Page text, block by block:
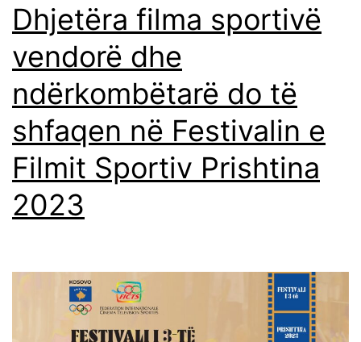
Dhjetëra filma sportivë
vendorë dhe
ndërkombëtarë do të
shfaqen në Festivalin e
Filmit Sportiv Prishtina
2023